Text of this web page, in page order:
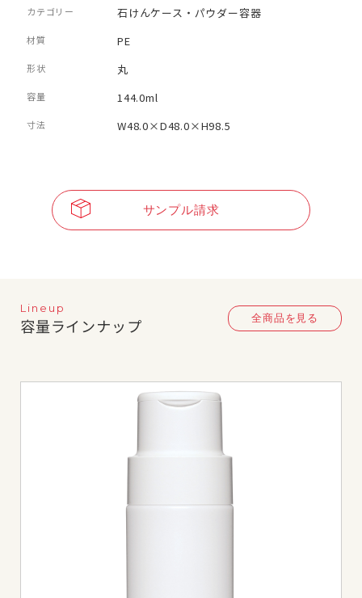
カテゴリー 石けんケース・パウダー容器
材質 PE
形状 丸
容量 144.0ml
寸法 W48.0×D48.0×H98.5
サンプル請求
Lineup
容量ラインナップ 全商品を見る